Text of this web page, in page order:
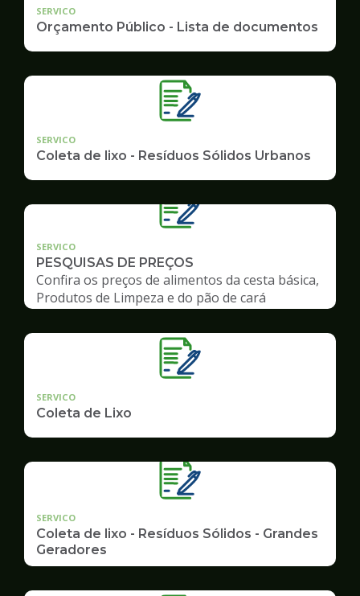
SERVICO
Orçamento Público - Lista de documentos
SERVICO
Coleta de lixo - Resíduos Sólidos Urbanos
SERVICO
PESQUISAS DE PREÇOS
Confira os preços de alimentos da cesta básica,
Produtos de Limpeza e do pão de cará
SERVICO
Coleta de Lixo
SERVICO
Coleta de lixo - Resíduos Sólidos - Grandes
Geradores